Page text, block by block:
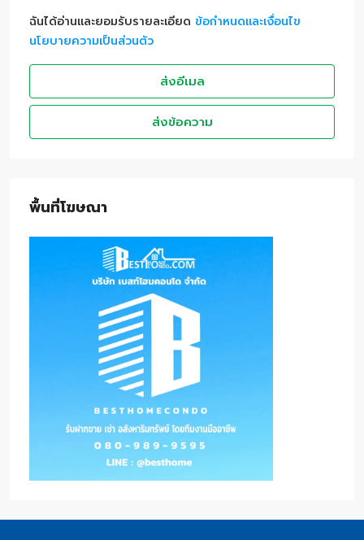
ฉันได้อ่านและยอมรับรายละเอียด ข้อกำหนดและเงื่อนไข
นโยบายความเป็นส่วนตัว
ส่งอีเมล
ส่งข้อความ
พื้นที่โฆษณา